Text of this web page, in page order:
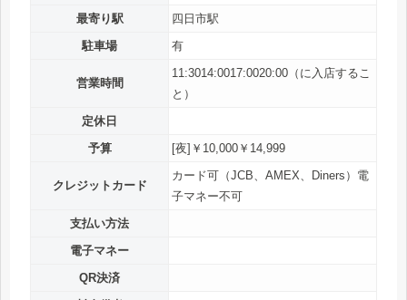
最寄り駅
四日市駅
駐車場
有
営業時間
11:3014:0017:0020:00（に入店するこ
と）
定休日
予算
[夜]￥10,000￥14,999
クレジットカード
カード可（JCB、AMEX、Diners）電
子マネー不可
支払い方法
電子マネー
QR決済